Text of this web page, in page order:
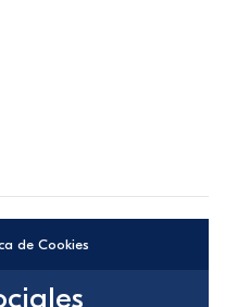
de Cookies